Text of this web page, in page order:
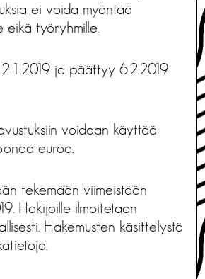
ei voida myöntää
eikä työryhmille.
ja päättyy 6.2.2019
voidaan käyttää
euroa.
tekemään viimeistään
Hakijoille ilmoitetaan
Hakemusten käsittelystä